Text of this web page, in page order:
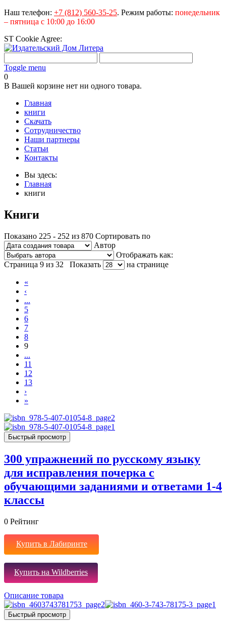
Наш телефон: +7 (812) 560-35-25. Режим работы: понедельник
– пятница с 10:00 до 16:00
ST Cookie Agree:
Toggle menu
0
В Вашей корзине нет ни одного товара.
Главная
книги
Скачать
Сотрудничество
Наши партнеры
Статьи
Контакты
Вы здесь:
Главная
книги
Книги
Показано 225 - 252 из 870 Сортировать по
Автор
Отображать как:
Страница 9 из 32
Показать на странице
«
‹
...
5
6
7
8
9
...
11
12
13
›
»
Быстрый просмотр
300 упражнений по русскому языку
для исправления почерка с
обучающими заданиями и ответами 1-4
классы
0 Рейтинг
Купить в Лабиринте
Купить на Wildberries
Описание товара
Быстрый просмотр